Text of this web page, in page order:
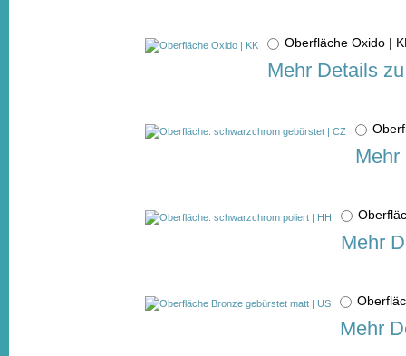
Oberfläche Oxido |
Mehr Details
Mehr
Mehr
Mehr